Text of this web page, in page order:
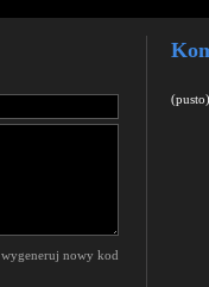
wygeneruj nowy kod
(pusto)